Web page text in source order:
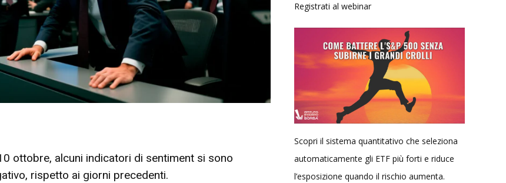
ottobre, alcuni indicatori di sentiment si sono
rispetto ai giorni precedenti.
Registrati al webinar
Scopri il sistema quantitativo che seleziona
automaticamente gli ETF più forti e riduce
l’esposizione quando il rischio aumenta.